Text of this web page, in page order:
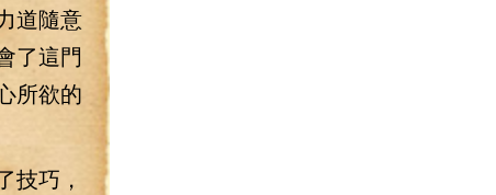
道隨意
了這門
所欲的
巧，